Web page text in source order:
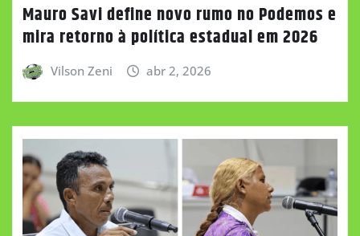
Mauro Savi define novo rumo no Podemos e
mira retorno à política estadual em 2026
Vilson Zeni abr 2, 2026